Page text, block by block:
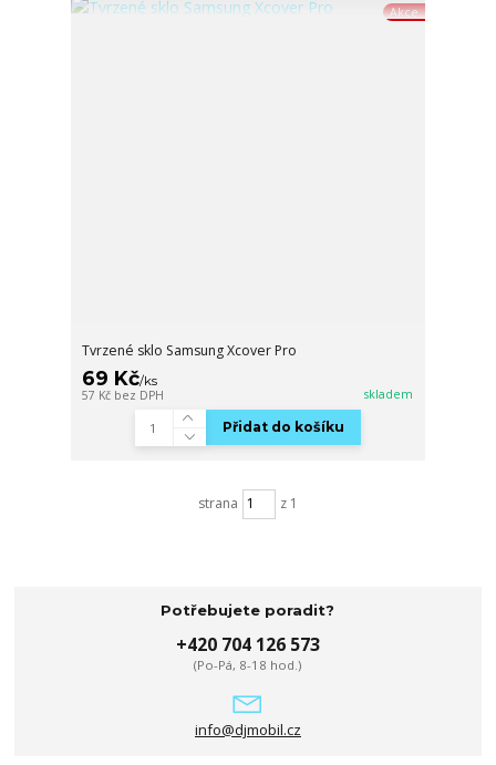
Akce
Tvrzené sklo Samsung Xcover Pro
69 Kč/ks
57 Kč bez DPH skladem
Přidat do košíku
strana z 1
Potřebujete poradit?
+420 704 126 573
(Po-Pá, 8-18 hod.)
info@djmobil.cz